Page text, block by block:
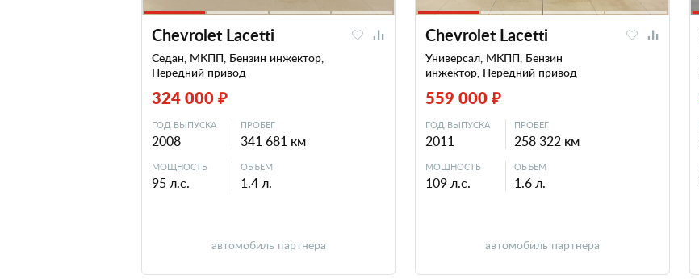
Chevrolet Lacetti
Седан, МКПП, Бензин инжектор,
Передний привод
324 000 ₽
ГОД ВЫПУСКА
2008
ПРОБЕГ
341 681 км
МОЩНОСТЬ
95 л.с.
ОБЪЕМ
1.4 л.
автомобиль партнера
Chevrolet Lacetti
Универсал, МКПП, Бензин
инжектор, Передний привод
559 000 ₽
ГОД ВЫПУСКА
2011
ПРОБЕГ
258 322 км
МОЩНОСТЬ
109 л.с.
ОБЪЕМ
1.6 л.
автомобиль партнера